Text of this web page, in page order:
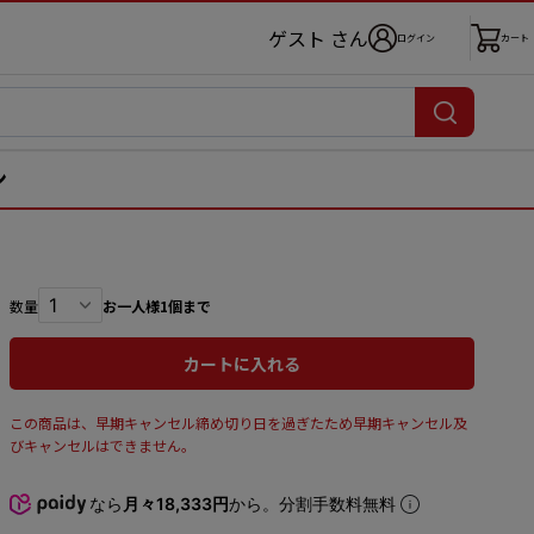
ゲスト さん ログイン カート
数量 お一人様1個まで
カートに入れる
この商品は、早期キャンセル締め切り日を過ぎたため早期キャンセル及
びキャンセルはできません。
なら 月々18,333円から。分割手数料無料